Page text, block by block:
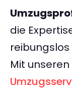
die
Mit